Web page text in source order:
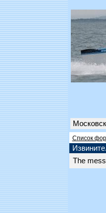
Список
The